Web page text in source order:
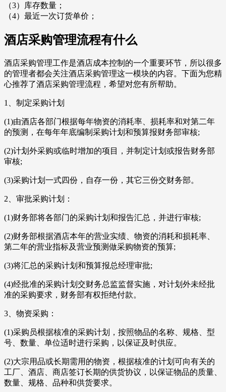
（3）库存数量；
（4）最近一次订货单价；
酒店采购管理流程有什么
酒店采购管理工作是酒店成本控制的一个重要环节，所以很多
的管理者都会关注酒店采购管理这一模块的内容。下面为您精
心推荐了酒店采购管理流程，希望对您有所帮助。
1、制定采购计划
(1)由酒店各部门根据每年物资的消耗率、损耗率和对第二年
的预测，在每年年底编制采购计划和预算报财务部审核;
(2)计划外采购或临时增加的项目，并制定计划或报告财务部
审核;
(3)采购计划一式四份，自存一份，其它三份交财务部。
2、审批采购计划：
(1)财务部将各部门的采购计划和报告汇总，并进行审核;
(2)财务部根据酒店本年的营业实绩、物资的消耗和损耗率、
第二年的营业指标及营业预测做采购物资的预算;
(3)将汇总的采购计划和预算报总经理审批;
(4)经批准的采购计划交财务总监监督实施，对计划外未经批
准的采购要求，财务部有权拒绝付款。
3、物资采购：
(1)采购员根据核准的采购计划，按照物品的名称、规格、型
号、数量、单位适时进行采购，以保证及时供应。
(2)大宗用品或长期需用的物资，根据核准的计划可向有关的
工厂、酒店、商店签订长期的供货协议，以保证物品的质量、
数量、规格、品种和供货要求。